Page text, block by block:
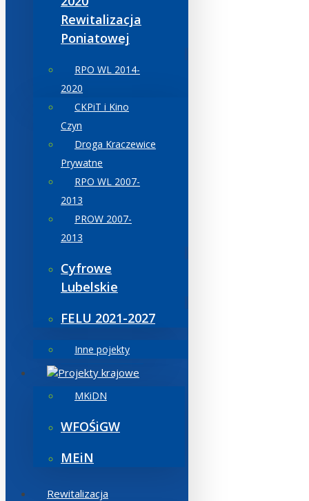
Rewitalizacja
Poniatowej
RPO WL 2014-
2020
CKPiT i Kino
Czyn
Droga Kraczewice
Prywatne
RPO WL 2007-
2013
PROW 2007-
2013
Cyfrowe
Lubelskie
FELU 2021-2027
Inne pojekty
Projekty krajowe
MKiDN
WFOŚiGW
MEiN
Rewitalizacja